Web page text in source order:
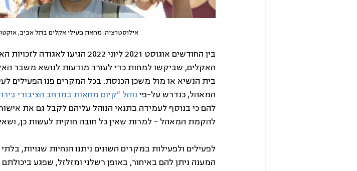
אילוסטרציה: מחאת פעילי אקלים בתל אביב, אוקטובר 2021. צילום: שתיל-
בין החודשים אוגוסט 2021 ליוני
האקלים, שביקשו למחות כדי לעורר מודעות לנושא משבר
בית הנשיא או מול משכן הכנסת. בכל המקרים פנו הפעילים
המאהל, כנדרש על-פי נוהל "קיום מחאות במרחב הציבורי
להם כי בנוסף לעמידה בתנאי הנוהל עליהם לקבל גם את
להקמת המאהל – למרות שאין כל חובה חוקית לעשות כן,
לפעילים ולפעילות במקרים השונים ניתנו הנחיות שגויות,
המענה ניתן להם באיחור, באופן רשלני ומזלזל, שפגע